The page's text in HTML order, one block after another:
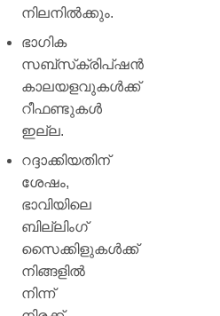
നിലനിൽക്കും.
ഭാഗിക
സബ്‌സ്‌ക്രിപ്‌ഷൻ
കാലയളവുകൾക്ക്
റീഫണ്ടുകൾ
ഇല്ല.
റദ്ദാക്കിയതിന്
ശേഷം,
ഭാവിയിലെ
ബില്ലിംഗ്
സൈക്കിളുകൾക്ക്
നിങ്ങളിൽ
നിന്ന്